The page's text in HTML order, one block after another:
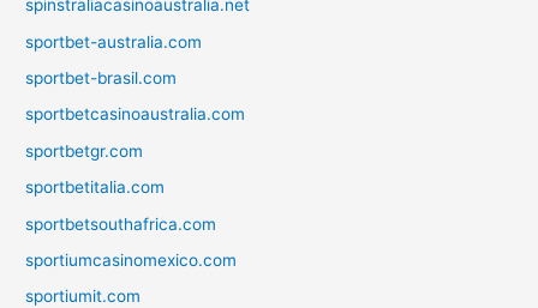
spinstraliacasinoaustralia.net
sportbet-australia.com
sportbet-brasil.com
sportbetcasinoaustralia.com
sportbetgr.com
sportbetitalia.com
sportbetsouthafrica.com
sportiumcasinomexico.com
sportiumit.com